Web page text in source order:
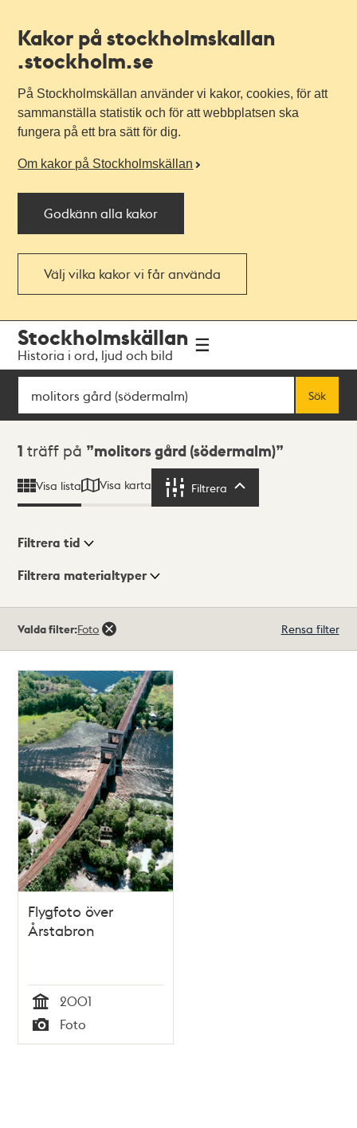
Kakor på stockholmskallan
.stockholm.se
På Stockholmskällan använder vi kakor, cookies, för att
sammanställa statistik och för att webbplatsen ska
fungera på ett bra sätt för dig.
Om kakor på Stockholmskällan
Godkänn alla kakor
Välj vilka kakor vi får använda
navigationen
huvudinnehållet
Stockholmskällan
Historia i ord, ljud och bild
Sök
Sök
Sökresultat
1 träff på molitors gård (södermalm)
Visa lista Visa karta Filtrera
Visningsläge
Filtrera tid
Filtrera materialtyper
träffar
Valda filter:Foto Rensa filter
Flygfoto över
Årstabron
Tid
2001
Typ
Foto